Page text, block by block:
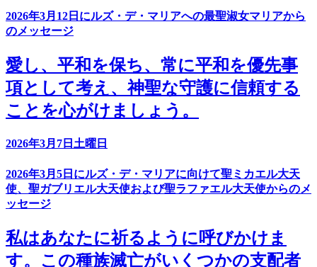
2026年3月12日にルズ・デ・マリアへの最聖淑女マリアから
のメッセージ
愛し、平和を保ち、常に平和を優先事
項として考え、神聖な守護に信頼する
ことを心がけましょう。
2026年3月7日土曜日
2026年3月5日にルズ・デ・マリアに向けて聖ミカエル大天
使、聖ガブリエル大天使および聖ラファエル大天使からのメ
ッセージ
私はあなたに祈るように呼びかけま
す。この種族滅亡がいくつかの支配者